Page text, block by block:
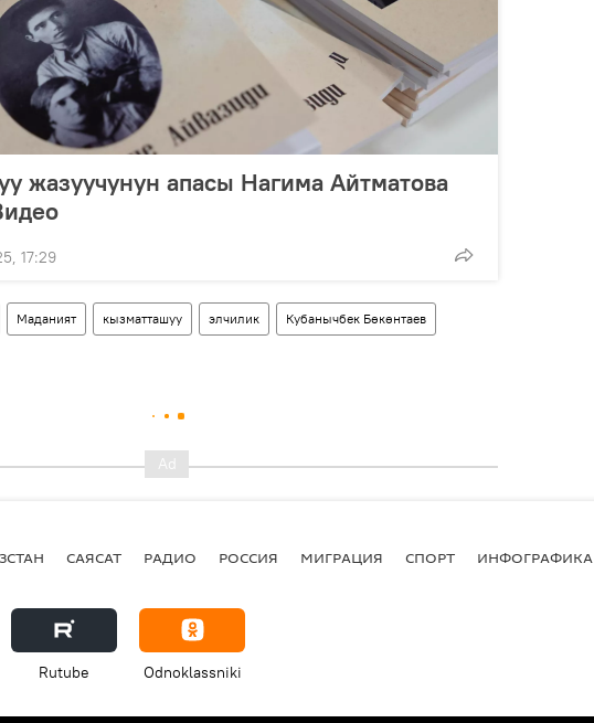
жазуучунун апасы Нагима Айтматова
17:29
Маданият кызматташуу элчилик Кубанычбек Бөкөнтаев
САЯСАТ РАДИО РОССИЯ МИГРАЦИЯ СПОРТ ИНФОГРАФИКА
Rutube Odnoklassniki